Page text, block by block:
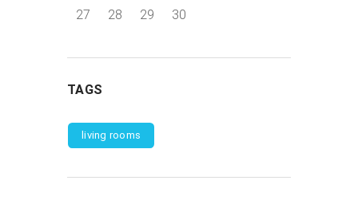
27 28 29 30
TAGS
living rooms